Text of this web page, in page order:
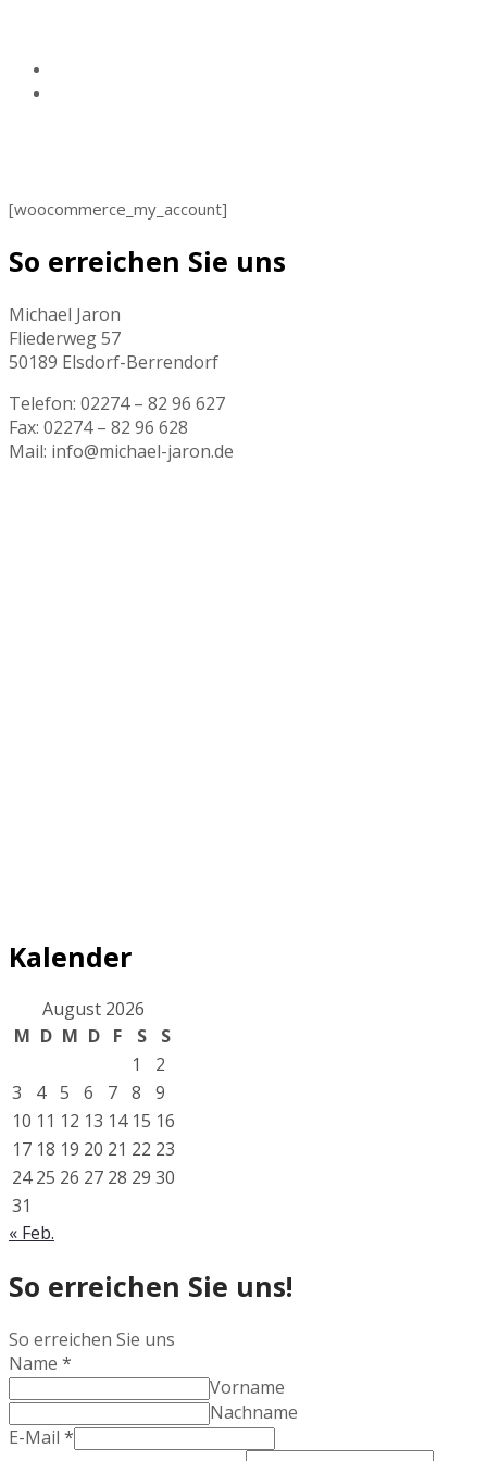
[woocommerce_my_account]
So erreichen Sie uns
Michael Jaron
Fliederweg 57
50189 Elsdorf-Berrendorf
Telefon: 02274 – 82 96 627
Fax: 02274 – 82 96 628
Mail: info@michael-jaron.de
Kalender
August 2026
M D M D F S
S
1
2
3
4 5 6 7 8
9
10 11 12 13 14 15 16
17 18 19 20 21 22 23
24 25 26 27 28 29 30
31
« Feb.
So erreichen Sie uns!
So erreichen Sie uns
Name *
Vorname
Nachname
E-Mail *